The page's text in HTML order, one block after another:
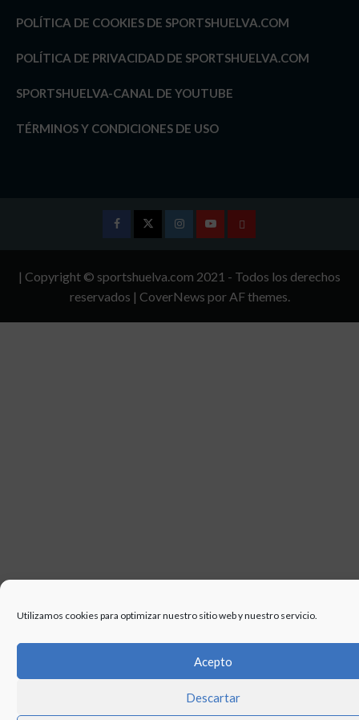
Utilizamos cookies para optimizar nuestro sitio web y nuestro servicio.
Acepto
Descartar
POLÍTICA DE COOKIES DE SPORTSHUELVA.COM
POLÍTICA DE PRIVACIDAD DE SPORTSHUELVA.COM
SPORTSHUELVA-CANAL DE YOUTUBE
TÉRMINOS Y CONDICIONES DE USO
InstagramYoutubeTÉRMINOS
CONDICIONES
| Copyright © sportshuelva.com 2021 - Todos los derechos
reservados | CoverNews por AF themes.